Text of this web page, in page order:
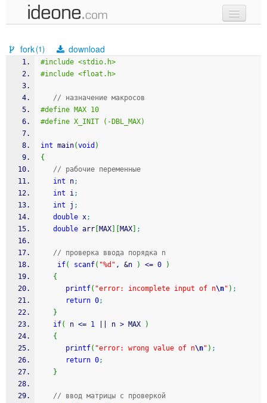
samples
sign in
fork(1) download
#include <stdio.h>
#include <float.h>
// назначение макросов
#define MAX 10
#define X_INIT (-DBL_MAX)
int main(void )
{
// рабочие переменные
int n;
int i;
int j ;
double x;
double arr MAX MAX ;
// проверка ввода порядка n
if( scanf( "%d" , &n ) <= 0
)
{
printf( "error: incomplete input of n\n" ) ;
return 0;
}
if( n <= 1 n > MAX
)
{
printf( "error: wrong value of n\n" ) ;
return 0;
}
// ввод матрицы с проверкой